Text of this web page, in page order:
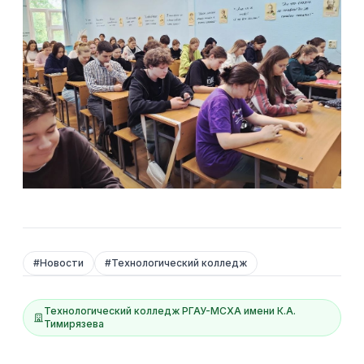
#Новости #Технологический колледж
Технологический колледж РГАУ-МСХА имени К.А.
Тимирязева